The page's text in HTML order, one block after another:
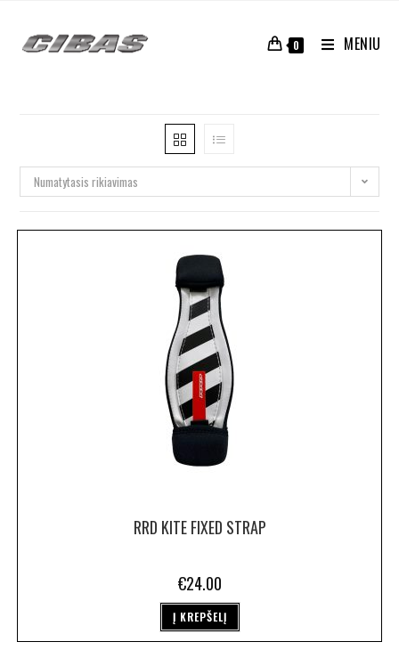
0 MENIU
Numatytasis rikiavimas
RRD KITE FIXED STRAP
€24.00
Į KREPŠELĮ